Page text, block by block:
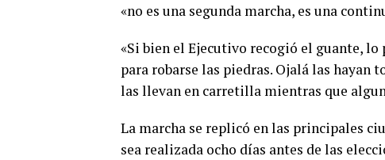
«no es una segunda marcha, es una
«Si bien el Ejecutivo recogió el guante, lo
para robarse las piedras. Ojalá las hayan
las llevan en carretilla mientras que
La marcha se replicó en las principales
sea realizada ocho días antes de las